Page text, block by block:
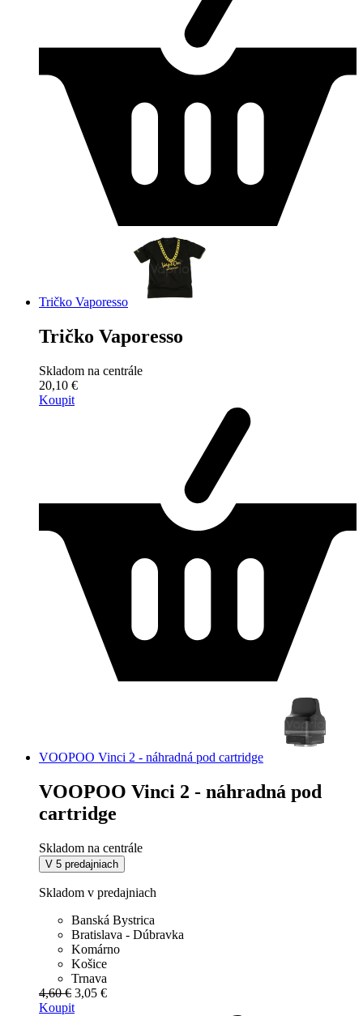
Tričko Vaporesso
Tričko Vaporesso
Skladom na centrále
20,10 €
Koupit
VOOPOO Vinci 2 - náhradná pod cartridge
VOOPOO Vinci 2 - náhradná pod
cartridge
Skladom na centrále
V 5 predajniach
Skladom v predajniach
Banská Bystrica
Bratislava - Dúbravka
Komárno
Košice
Trnava
4,60 € 3,05 €
Koupit